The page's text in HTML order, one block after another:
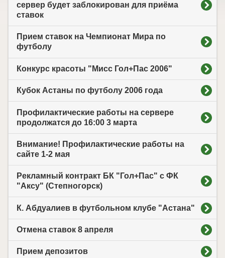
сервер будет заблокирован для приёма
ставок
Прием ставок на Чемпионат Мира по
футболу
Конкурс красоты "Мисс Гол+Пас 2006"
Кубок Астаны по футболу 2006 года
Профилактические работы на сервере
продолжатся до 16:00 3 марта
Внимание! Профилактические работы на
сайте 1-2 мая
Рекламный контракт БК "Гол+Пас" с ФК
"Аксу" (Степногорск)
К. Абдуалиев в футбольном клубе "Астана"
Отмена ставок 8 апреля
Прием депозитов